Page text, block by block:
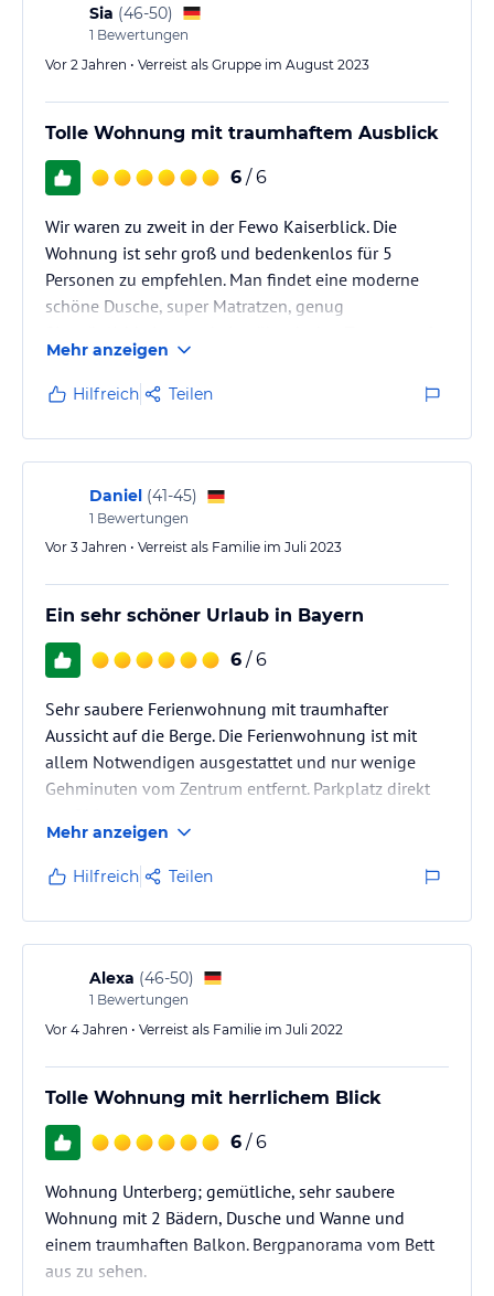
Sia (46-50)
1 Bewertungen
Vor 2 Jahren • Verreist als Gruppe im August 2023
Tolle Wohnung mit traumhaftem Ausblick
6 / 6
Wir waren zu zweit in der Fewo Kaiserblick. Die
Wohnung ist sehr groß und bedenkenlos für 5
Personen zu empfehlen. Man findet eine moderne
schöne Dusche, super Matratzen, genug
der man Walzer tanzen könnte, vor. Wir haben nicht
getanzt, aber den Blick auf die Bergwelt, den
Sonnenuntergang und auf Gewitter genossen.
Letztere ohne nass zu werden : ). Frau Höflinger war
jederzeit ansprechbar und half und beriet bei Bedarf.
Wer wandern will, ist von ihr und auch ihrem…
Mehr anzeigen
Hilfreich Teilen
Daniel (41-45)
1 Bewertungen
Vor 3 Jahren • Verreist als Familie im Juli 2023
Ein sehr schöner Urlaub in Bayern
6 / 6
Sehr saubere Ferienwohnung mit traumhafter
Aussicht auf die Berge. Die Ferienwohnung ist mit
allem Notwendigen ausgestattet und nur wenige
Gehminuten vom Zentrum entfernt. Parkplatz direkt
Mehr anzeigen
Hilfreich Teilen
Alexa (46-50)
1 Bewertungen
Vor 4 Jahren • Verreist als Familie im Juli 2022
Tolle Wohnung mit herrlichem Blick
6 / 6
Wohnung Unterberg; gemütliche, sehr saubere
Wohnung mit 2 Bädern, Dusche und Wanne und
einem traumhaften Balkon. Bergpanorama vom Bett
aus zu sehen.